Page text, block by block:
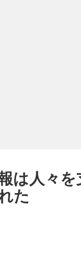
は人々
た